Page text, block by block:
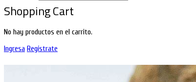
Shopping Cart
No hay productos en el carrito.
Ingresa Regístrate